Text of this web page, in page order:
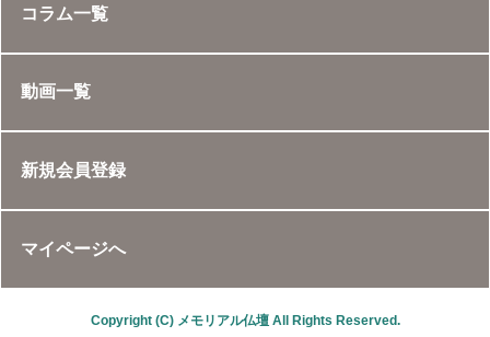
コラム一覧
動画一覧
新規会員登録
マイページへ
Copyright (C) メモリアル仏壇 All Rights Reserved.